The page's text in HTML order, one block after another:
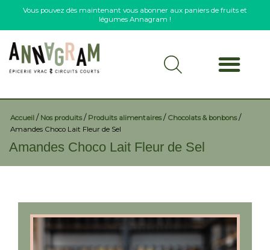
Accueil / Nos produits/ Produits alimentaires/ Chocolats & bonbons/
Amandes Choco Lait Fleur de Sel
Amandes Choco Lait Fleur de Sel
Vous pouvez dès maintenant vous abonner aux paniers de fruits et
légumes Annagram !